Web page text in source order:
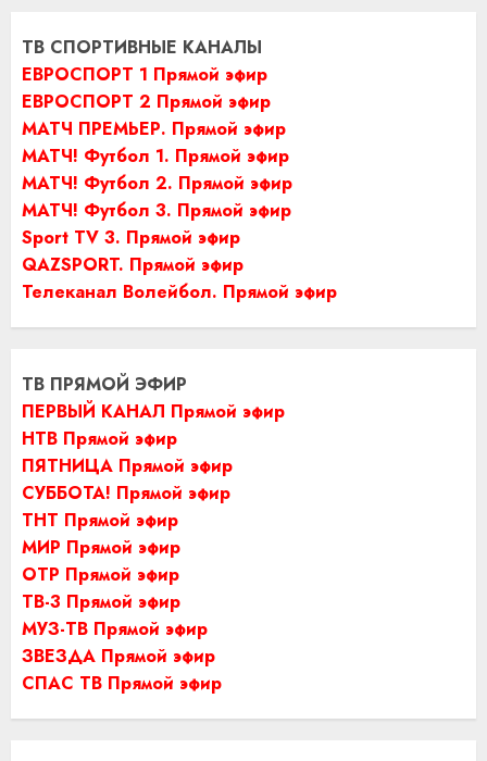
ТВ СПОРТИВНЫЕ КАНАЛЫ
ЕВРОСПОРТ 1 Прямой эфир
ЕВРОСПОРТ 2 Прямой эфир
МАТЧ ПРЕМЬЕР. Прямой эфир
МАТЧ! Футбол 1. Прямой эфир
МАТЧ! Футбол 2. Прямой эфир
МАТЧ! Футбол 3. Прямой эфир
Sport TV 3. Прямой эфир
QAZSPORT. Прямой эфир
Телеканал Волейбол. Прямой эфир
ТВ ПРЯМОЙ ЭФИР
ПЕРВЫЙ КАНАЛ Прямой эфир
НТВ Прямой эфир
ПЯТНИЦА Прямой эфир
СУББОТА! Прямой эфир
ТНТ Прямой эфир
МИР Прямой эфир
ОТР Прямой эфир
ТВ-3 Прямой эфир
МУЗ-ТВ Прямой эфир
ЗВЕЗДА Прямой эфир
СПАС ТВ Прямой эфир